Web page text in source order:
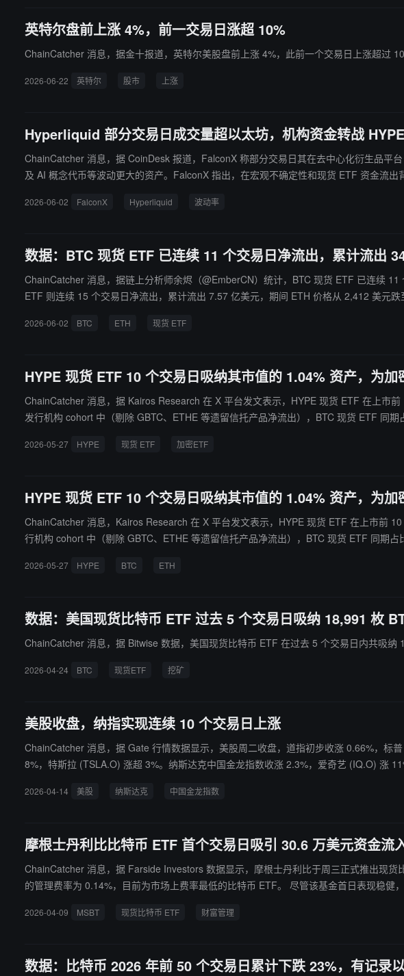
英特尔盘前上涨 4%，前一交易日涨超 10%
ChainCatcher 消息，据金十报道，英特尔美股盘前上涨 4%，此前一个交易日上涨超过
2026-06-22 英特尔 股市 上涨
Hyperliquid 部分交易日成交量超以太坊，机构资金转战
ChainCatcher 消息，据 CoinDesk 报道，FalconX 称部分交易日其在去中心化衍生品平
及 AI 概念代币等波动更大的资产。FalconX 指出，在宏观不确定性和现货 ETF 资金流
2026-06-02 FalconX Hyperliquid 波动率
数据：BTC 现货 ETF 已连续 11 个交易日净流出，累计流出
ChainCatcher 消息，据链上分析师余烬（@EmberCN）统计，BTC 现货 ETF 已连续
ETF 则连续 15 个交易日净流出，累计流出 7.57 亿美元，期间 ETH 价格从 2,412 美元跌
2026-06-02 BTC ETH 现货 ETF
HYPE 现货 ETF 10 个交易日吸纳其市值的 1.04% 资产，为
ChainCatcher 消息，据 Kairos Research 在 X 平台发文表示，HYPE 现货 ETF 在上市
发行机构 cohort 中（剔除 GBTC、ETHE 等遗留信托产品净流出），BTC 现货 ETF 同期
2026-05-27 HYPE 现货 ETF 加密ETF
HYPE 现货 ETF 10 个交易日吸纳其市值的 1.04% 资产，为
ChainCatcher 消息，Kairos Research 在 X 平台发文表示，HYPE 现货 ETF 在上市前
行机构 cohort 中（剔除 GBTC、ETHE 等遗留信托产品净流出），BTC 现货 ETF 同期占
2026-05-27 HYPE BTC ETH
数据：美国现货比特币 ETF 过去 5 个交易日吸纳 18,991 枚
ChainCatcher 消息，据 Bitwise 数据，美国现货比特币 ETF 在过去 5 个交易日内共吸纳
2026-04-24 BTC 现货ETF 挖矿
美股收盘，纳指实现连续 10 个交易日上涨
ChainCatcher 消息，据 Gate 行情数据显示，美股周二收盘，道指初步收涨 0.66%，标
8%，特斯拉 (TSLA.O) 涨超 3%。纳斯达克中国金龙指数收涨 2.3%，爱奇艺 (IQ.O) 涨
2026-04-14 美股 纳斯达克 中国金龙指数
摩根士丹利比比特币 ETF 首个交易日吸引 30.6 万美元资金流
ChainCatcher 消息，据 Farside Investors 数据显示，摩根士丹利比于周三正式推出现
的管理费率为 0.14%，目前为市场上费率最低的比特币 ETF。 尽管该基金首日表现稳健，但周三全美现货比特币 ETF 整体净流出 1.245 亿美元，为连续第二个交易日净流出。Bloomberg Intelligence 分析
2026-04-09 MSBT 现货比特币 ETF 财富管理
数据：比特币 2026 年前 50 个交易日累计下跌 23%，有记录